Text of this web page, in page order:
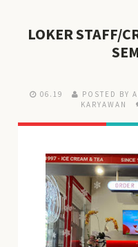
LOKER STAFF/
06.19 POSTED BY
KARYAWAN